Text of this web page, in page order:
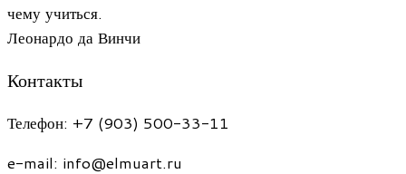
чему учиться.
Леонардо да Винчи
Контакты
Телефон: +7 (903) 500-33-11
e-mail: info@elmuart.ru